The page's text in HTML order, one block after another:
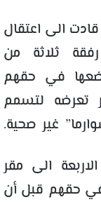
قادت الى اعتقال
ثلاثة من
في حقهم
تعرضه لتسمم
غير صحية.
الى مقر
في حقهم قبل أن